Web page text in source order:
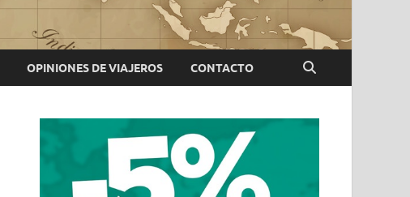
OPINIONES DE VIAJEROS CONTACTO